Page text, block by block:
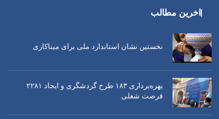
اخرین مطالب
نخستین نشان استاندارد ملی برای میناکاری
بهره‌برداری ١٨٣ طرح گردشگری و ایجاد ٢٢٨١
فرصت شغلی